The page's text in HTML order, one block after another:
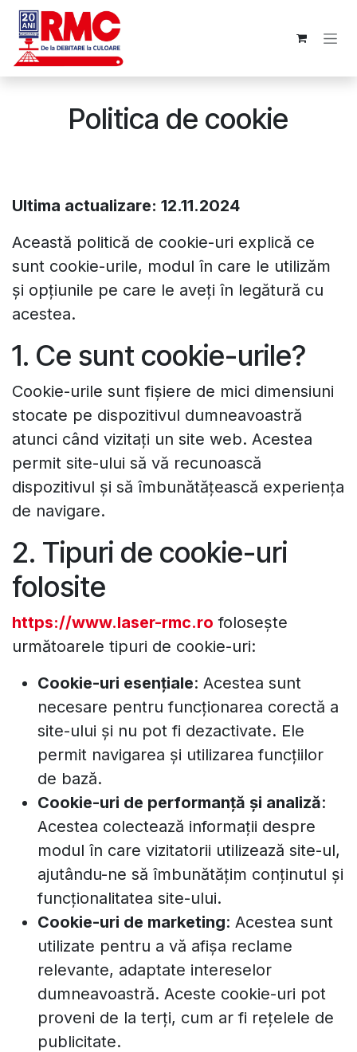
Skip to Content
Politica de cookie
Ultima actualizare: 12.11.2024
Această politică de cookie-uri explică ce
sunt cookie-urile, modul în care le utilizăm
și opțiunile pe care le aveți în legătură cu
acestea.
1. Ce sunt cookie-urile?
Cookie-urile sunt fișiere de mici dimensiuni
stocate pe dispozitivul dumneavoastră
atunci când vizitați un site web. Acestea
permit site-ului să vă recunoască
dispozitivul și să îmbunătățească experiența
de navigare.
2. Tipuri de cookie-uri
folosite
https://www.laser-rmc.ro folosește
următoarele tipuri de cookie-uri:
Cookie-uri esențiale: Acestea sunt
necesare pentru funcționarea corectă a
site-ului și nu pot fi dezactivate. Ele
permit navigarea și utilizarea funcțiilor
de bază.
Cookie-uri de performanță și analiză:
Acestea colectează informații despre
modul în care vizitatorii utilizează site-ul,
ajutându-ne să îmbunătățim conținutul și
funcționalitatea site-ului.
Cookie-uri de marketing: Acestea sunt
utilizate pentru a vă afișa reclame
relevante, adaptate intereselor
dumneavoastră. Aceste cookie-uri pot
proveni de la terți, cum ar fi rețelele de
publicitate.